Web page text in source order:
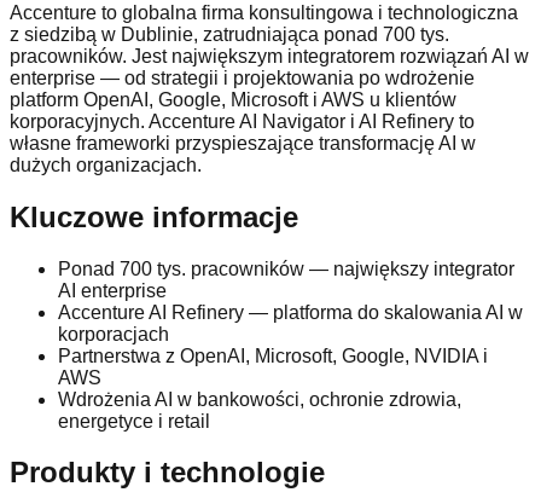
Accenture to globalna firma konsultingowa i technologiczna
z siedzibą w Dublinie, zatrudniająca ponad 700 tys.
pracowników. Jest największym integratorem rozwiązań AI w
enterprise — od strategii i projektowania po wdrożenie
platform OpenAI, Google, Microsoft i AWS u klientów
korporacyjnych. Accenture AI Navigator i AI Refinery to
własne frameworki przyspieszające transformację AI w
dużych organizacjach.
Kluczowe informacje
Ponad 700 tys. pracowników — największy integrator
AI enterprise
Accenture AI Refinery — platforma do skalowania AI w
korporacjach
Partnerstwa z OpenAI, Microsoft, Google, NVIDIA i
AWS
Wdrożenia AI w bankowości, ochronie zdrowia,
energetyce i retail
Produkty i technologie